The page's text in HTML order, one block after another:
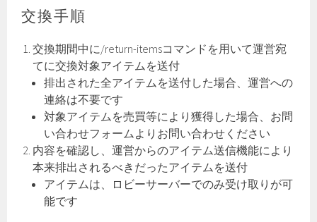
交換手順
交換期間中に/return-itemsコマンドを用いて運営宛
てに交換対象アイテムを送付
排出された全アイテムを送付した場合、運営への
連絡は不要です
対象アイテムを売買等により獲得した場合、お問
い合わせフォームよりお問い合わせください
内容を確認し、運営からのアイテム送信機能により
本来排出されるべきだったアイテムを送付
アイテムは、ロビーサーバーでのみ受け取りが可
能です